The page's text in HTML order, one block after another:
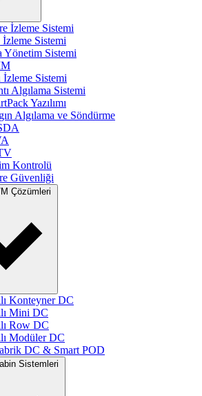
İzleme Sistemi
Sistemi
Yönetim Sistemi
Sistemi
Algılama Sistemi
Yazılımı
Algılama ve Söndürme
Kontrolü
Güvenliği
Çözümleri
Konteyner DC
Mini DC
Row DC
Modüler DC
DC & Smart POD
Sistemleri